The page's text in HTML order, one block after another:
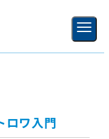
新規登録
ロワ入門